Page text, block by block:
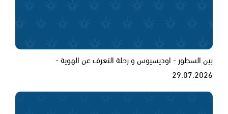
بين السطور - اوديسيوس و رحلة التعرف عن الهوية -
29.07.2026